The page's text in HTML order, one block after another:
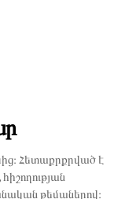
Հետաքրքրված է
թեմաներով։